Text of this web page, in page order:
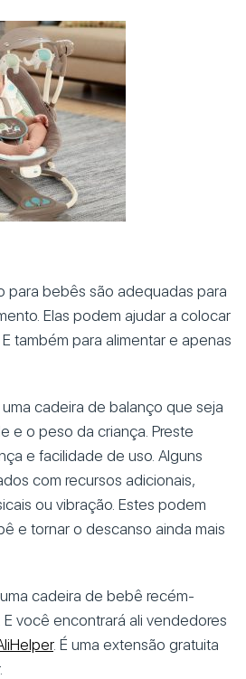
para bebês são adequadas para
Elas podem ajudar a colocar
também para alimentar e apenas
cadeira de balanço que seja
e o peso da criança. Preste
e facilidade de uso. Alguns
com recursos adicionais,
ou vibração. Estes podem
e tornar o descanso ainda mais
cadeira de bebê recém-
. E você encontrará ali vendedores
. É uma extensão gratuita